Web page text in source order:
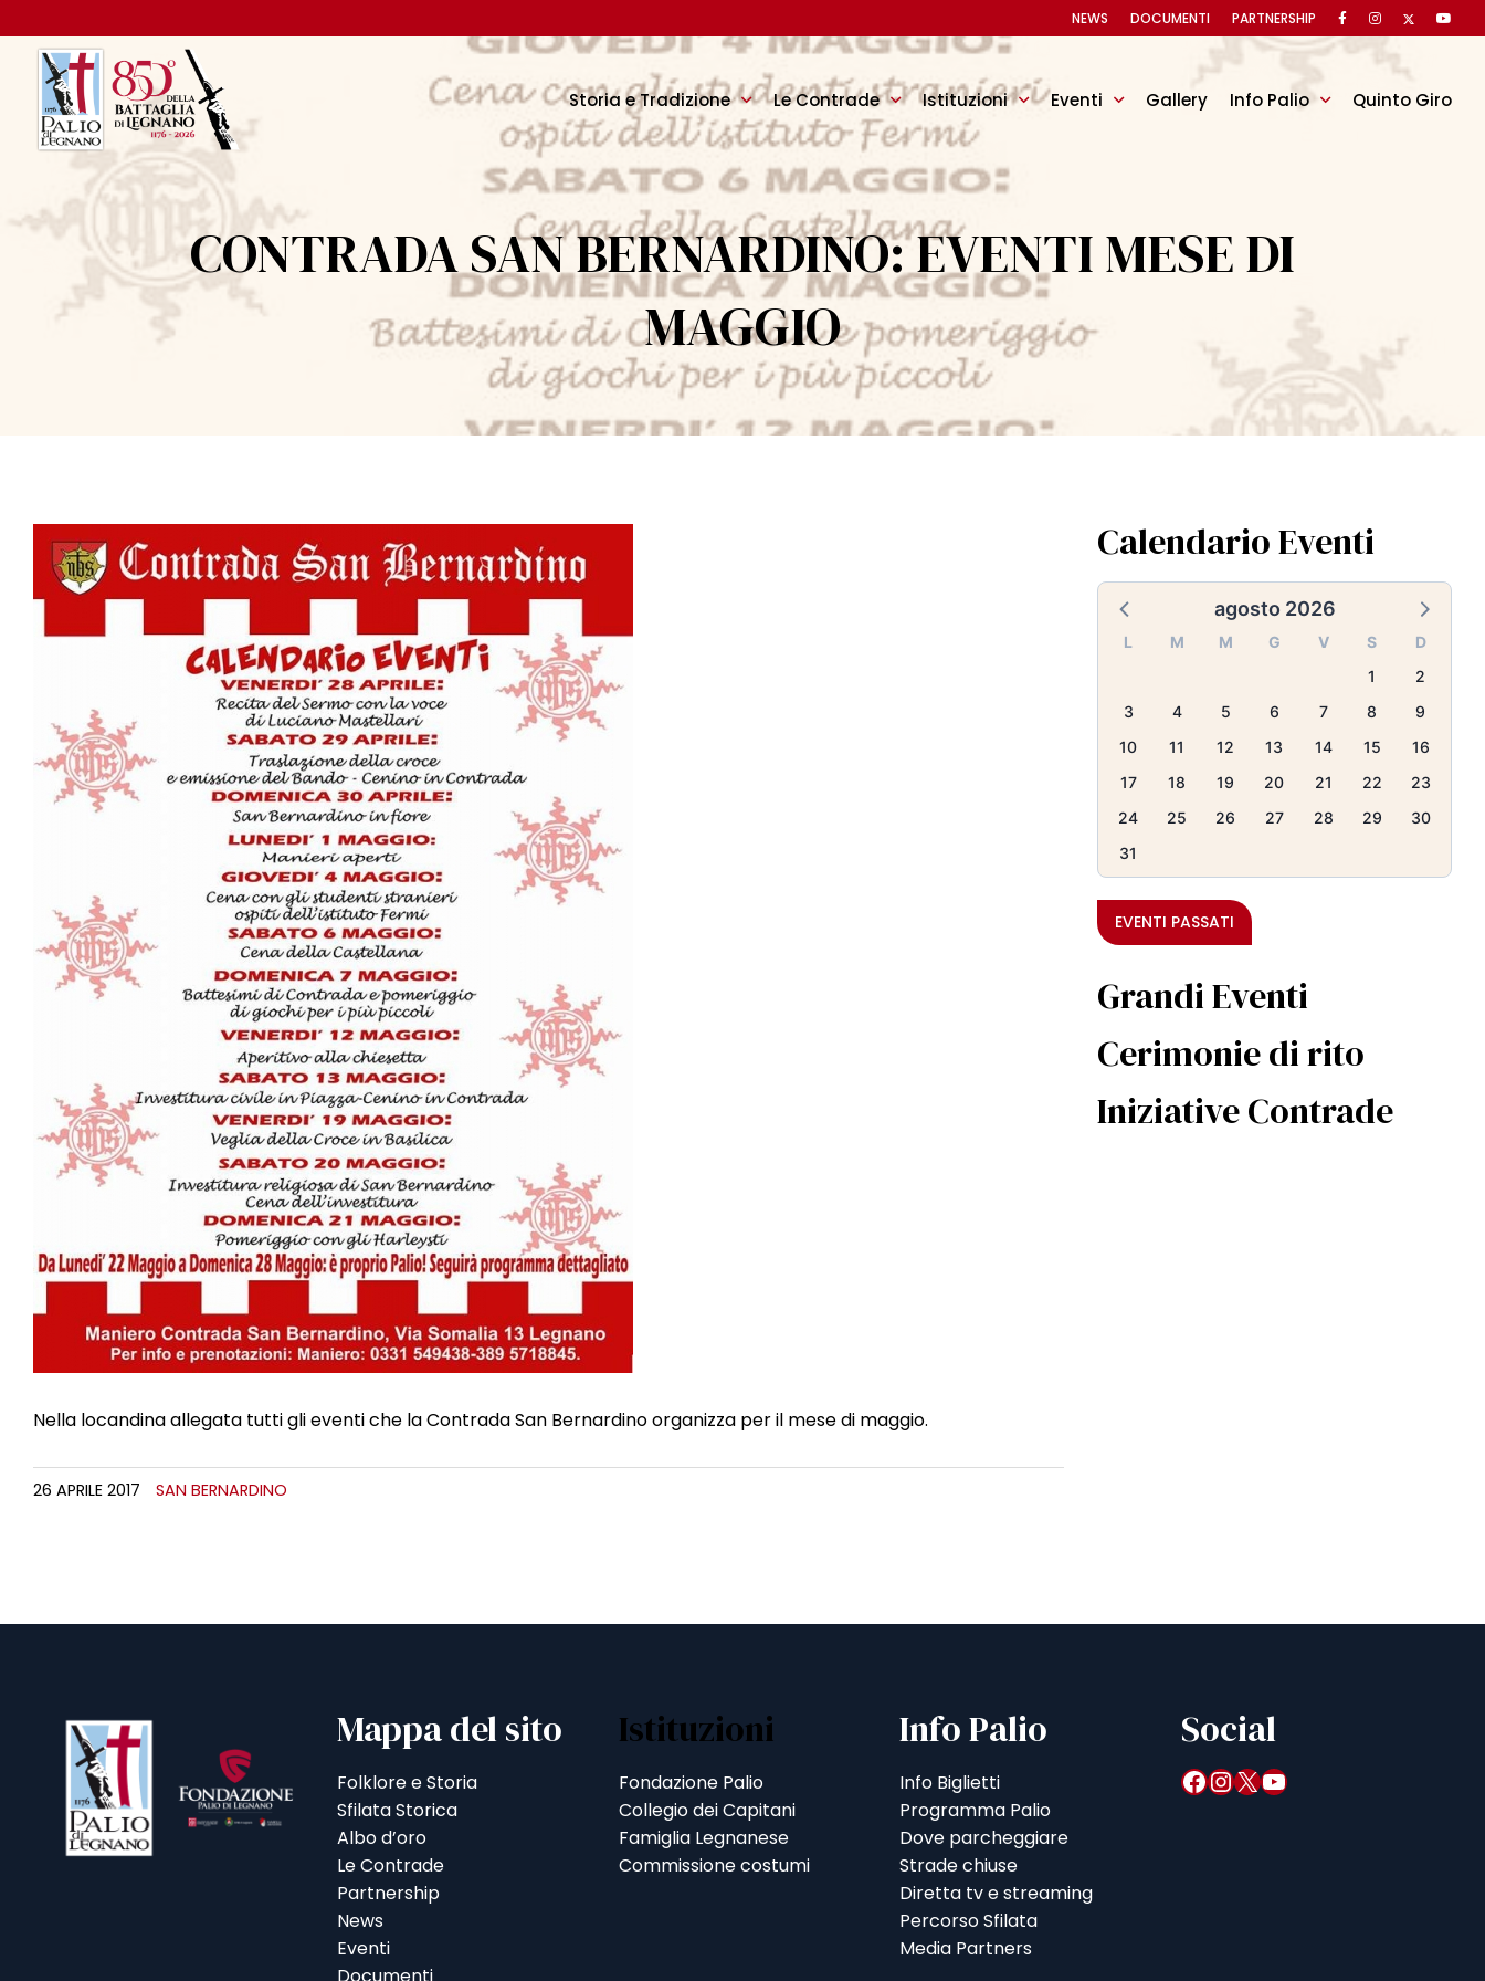
Storia e Tradizione Le Contrade Istituzioni Eventi Gallery Info Palio Quinto Giro
NEWS DOCUMENTI PARTNERSHIP
CONTRADA SAN BERNARDINO: EVENTI MESE DI
MAGGIO
Nella locandina allegata tutti gli eventi che la Contrada San Bernardino organizza per il mese di maggio.
26 APRILE 2017 SAN BERNARDINO
Calendario Eventi
agosto 2026
L M M G V S
D
1
2
3
4 5 6 7 8
9
10
11 12 13 14 15
16
17
18 19 20 21 22
23
24
25 26 27 28 29
30
31
EVENTI PASSATI
Grandi Eventi
Cerimonie di rito
Iniziative Contrade
Mappa del sito
Folklore e Storia
Sfilata Storica
Albo d’oro
Le Contrade
Partnership
News
Eventi
Istituzioni
Fondazione Palio
Collegio dei Capitani
Famiglia Legnanese
Commissione costumi
Info Palio
Info Biglietti
Programma Palio
Dove parcheggiare
Strade chiuse
Diretta tv e streaming
Percorso Sfilata
Media Partners
Social
Facebook InstagramX YouTube